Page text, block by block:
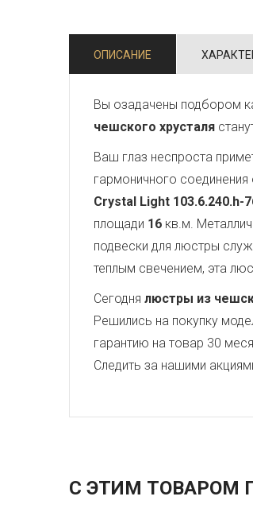
ОПИСАНИЕ
Вы озадачены подбором
чешского хрусталя
Ваш глаз неспроста
гармоничного
Crystal Light 103.6.240.h-
площади 16 кв.м.
подвески для люстры
теплым свечением, эта
Сегодня люстры из
Решились на покупку
гарантию на товар 30
Следить за нашими
С ЭТИМ ТОВАРОМ